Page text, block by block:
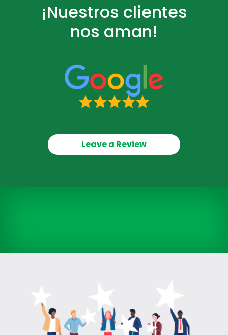
¡Nuestros clientes
nos aman!
Leave a Review